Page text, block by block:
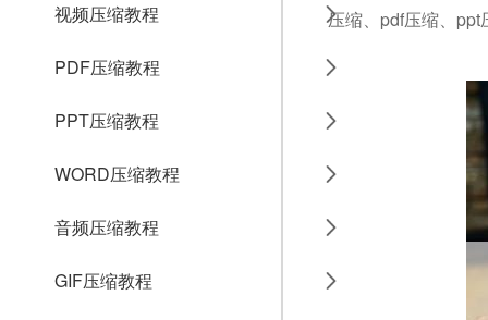
视频压缩教程
PDF压缩教程
PPT压缩教程
WORD压缩教程
音频压缩教程
GIF压缩教程
压缩、pdf压缩、